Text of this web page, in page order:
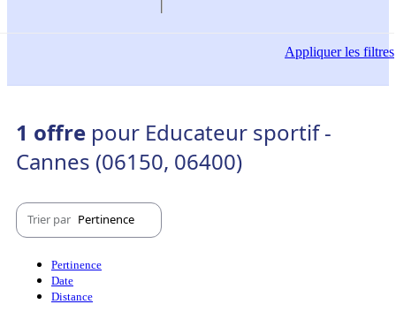
Appliquerles filtres
1 offre pour Educateur sportif -
Cannes (06150, 06400)
Trier par Pertinence
Pertinence
Date
Distance